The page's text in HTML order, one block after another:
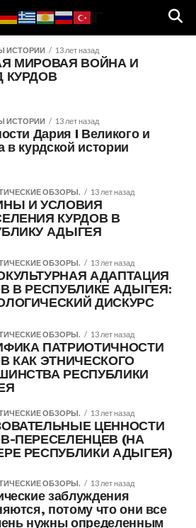
ИСТОРИИ 13 лет назад
МИРОВАЯ ВОЙНА И
КУРДОВ
ИСТОРИИ 13 лет назад
Дария I Великого и
в курдской истории
ОБЗОРЫ. 13 лет назад
И УСЛОВИЯ
КУРДОВ В
АДЫГЕЯ
ОБЗОРЫ. 13 лет назад
АДАПТАЦИЯ
В РЕСПУБЛИКЕ АДЫГЕЯ:
ДИСКУРС
ОБЗОРЫ. 13 лет назад
ПАТРИОТИЧНОСТИ
КАК ЭТНИЧЕСКОГО
РЕСПУБЛИКИ
ОБЗОРЫ. 13 лет назад
ЦЕННОСТИ
ПЕРЕСЕЛЕНЦЕВ (НА
РЕСПУБЛИКИ АДЫГЕЯ)
ОБЗОРЫ. 13 лет назад
заблуждения
потому что они все
нужны определенным